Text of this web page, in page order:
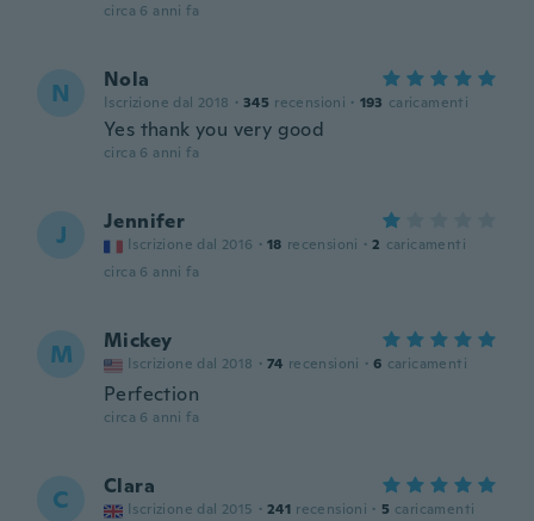
circa 6 anni fa
N Nola
Iscrizione dal 2018 · 345 recensioni · 193 caricamenti
Yes thank you very good
circa 6 anni fa
J Jennifer
Iscrizione dal 2016 · 18 recensioni · 2 caricamenti
circa 6 anni fa
M Mickey
Iscrizione dal 2018 · 74 recensioni · 6 caricamenti
Perfection
circa 6 anni fa
C Clara
Iscrizione dal 2015 · 241 recensioni · 5 caricamenti